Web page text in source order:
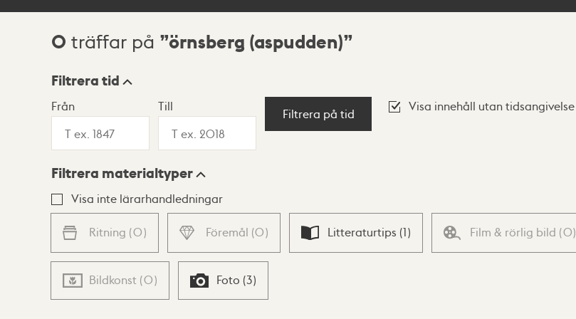
Sökresultat
0 träffar på örnsberg (aspudden)
Visningsläge
Lista Karta
Filtrera tid
Från Till
Filtrera på tid
Visa innehåll utan tidsangivelse
Filtrera materialtyper
Visa inte lärarhandledningar
Ritning (0) Föremål (0) Litteraturtips (1) Film & rörlig bild (0)
Bildkonst (0) Foto (3)